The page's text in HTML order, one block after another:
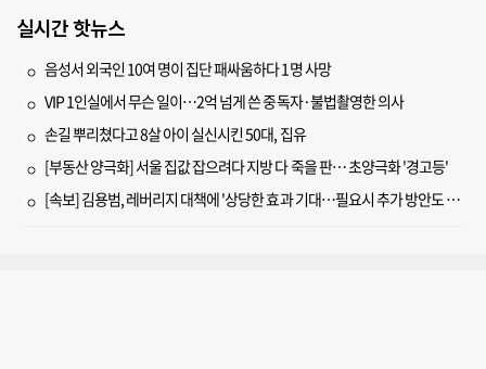
실시간 핫뉴스
음성서 외국인 10여 명이 집단 패싸움하다 1명 사망
VIP 1인실에서 무슨 일이…2억 넘게 쓴 중독자·불법촬영한 의사
손길 뿌리쳤다고 8살 아이 실신시킨 50대, 집유
[부동산 양극화] 서울 집값 잡으려다 지방 다 죽을 판… 초양극화 '경고등'
[속보] 김용범, 레버리지 대책에 '상당한 효과 기대…필요시 추가 방안도 검토'